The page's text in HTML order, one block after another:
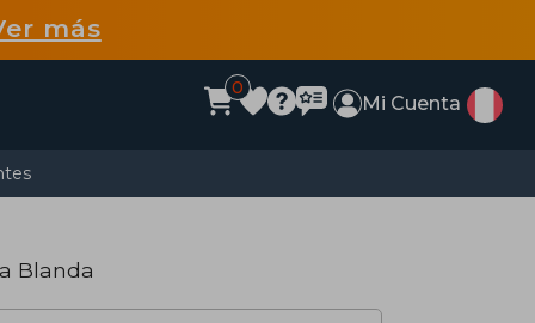
más
0
Mi Cuenta
Blanda